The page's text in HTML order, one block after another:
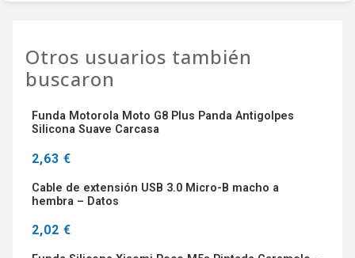
Otros usuarios también
buscaron
Funda Motorola Moto G8 Plus Panda Antigolpes
Silicona Suave Carcasa
2,63 €
Cable de extensión USB 3.0 Micro-B macho a
hembra – Datos
2,02 €